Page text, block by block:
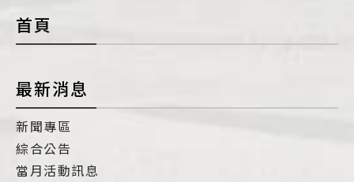
首頁
最新消息
新聞專區
綜合公告
當月活動訊息